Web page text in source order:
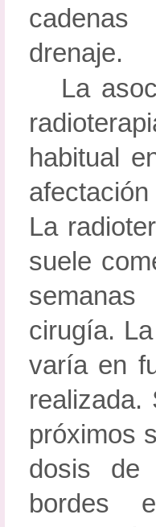
drenaje.
La
habitual
La
suele
cirugía.
varía en
realizada.
próximos
dosis de
bordes